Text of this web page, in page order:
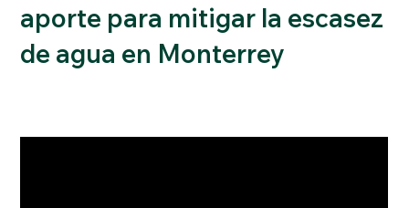
aporte para mitigar la escasez
de agua en Monterrey